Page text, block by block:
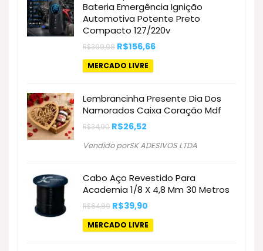
Bateria Emergência Ignição
Automotiva Potente Preto
Compacto 127/220v
R$399,98 O
original
era:
R$156,66O
MERCADO LIVRE
Lembrancinha Presente Dia Dos
Namorados Caixa Coração Mdf
R$34,90 O
original
era:
R$26,52
atual
Vendido porSK ADESIVOS LTDA
Cabo Aço Revestido Para
Academia 1/8 X 4,8 Mm 30 Metros
R$64,89 O
original
era:
R$39,90
atual
é:
MERCADO LIVRE